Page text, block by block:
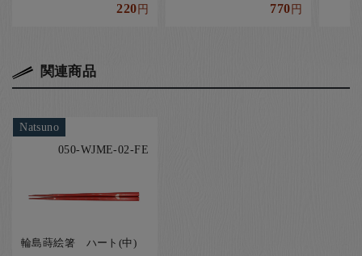
220円 770円
関連商品
Natsuno
050-WJME-02-FE
輪島蒔絵箸 ハート(中)